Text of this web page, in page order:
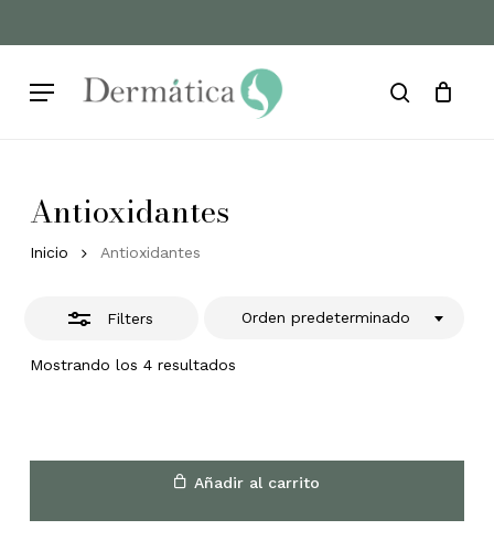
to
content
Menu search
Cart Close
Antioxidantes
Inicio Antioxidantes
Filters
Mostrando los 4 resultados
Orden predeterminado
Close
Añadir al carrito